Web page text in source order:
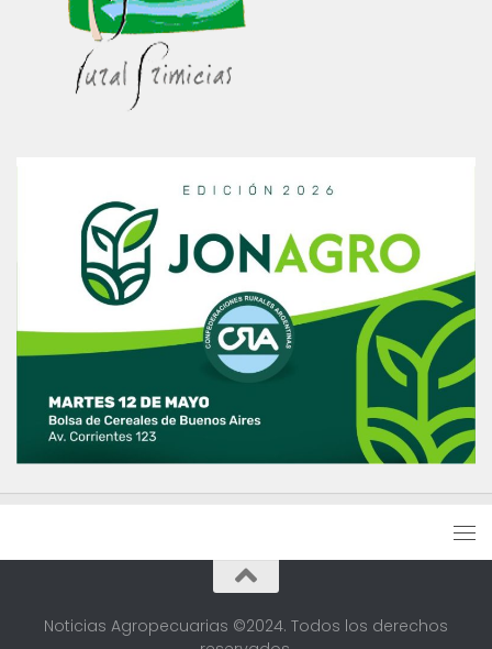
Noticias Agropecuarias ©2024. Todos los derechos